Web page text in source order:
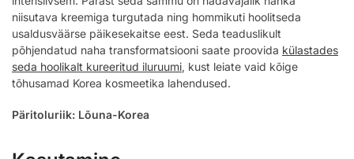
niisutava kreemiga turgutada ning hommikuti hoolitseda
usaldusväärse päikesekaitse eest. Seda teaduslikult
põhjendatud naha transformatsiooni saate proovida külastades
seda hoolikalt kureeritud iluruumi, kust leiate vaid kõige
tõhusamad Korea kosmeetika lahendused.
Päritoluriik: Lõuna-Korea